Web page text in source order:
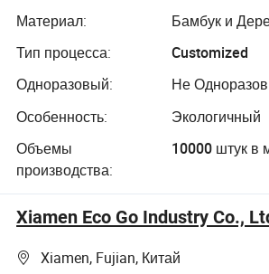
для мытья
Материал:
Бамбук и
Тип процесса:
Customized
Одноразовый:
Не
Особенность:
Экологичный
Объемы
производства:
10000 штук в
Xiamen Eco Go Industry Co.,
Xiamen, Fujian, Китай